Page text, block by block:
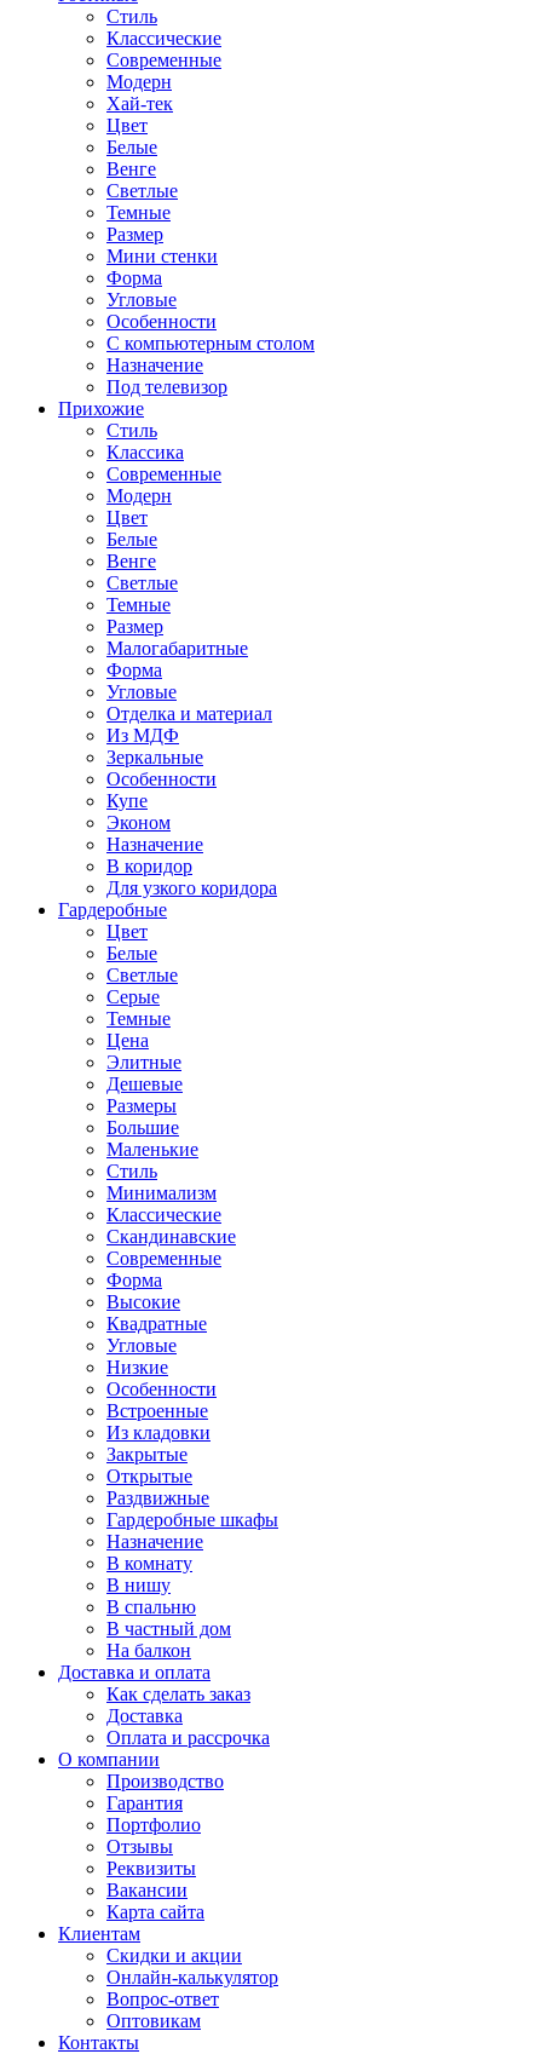
Стиль
Классические
Современные
Модерн
Хай-тек
Цвет
Белые
Венге
Светлые
Темные
Размер
Мини стенки
Форма
Угловые
Особенности
С компьютерным столом
Назначение
Под телевизор
Прихожие
Стиль
Классика
Современные
Модерн
Цвет
Белые
Венге
Светлые
Темные
Размер
Малогабаритные
Форма
Угловые
Отделка и материал
Из МДФ
Зеркальные
Особенности
Купе
Эконом
Назначение
В коридор
Для узкого коридора
Гардеробные
Цвет
Белые
Светлые
Серые
Темные
Цена
Элитные
Дешевые
Размеры
Большие
Маленькие
Стиль
Минимализм
Классические
Скандинавские
Современные
Форма
Высокие
Квадратные
Угловые
Низкие
Особенности
Встроенные
Из кладовки
Закрытые
Открытые
Раздвижные
Гардеробные шкафы
Назначение
В комнату
В нишу
В спальню
В частный дом
На балкон
Доставка и оплата
Как сделать заказ
Доставка
Оплата и рассрочка
О компании
Производство
Гарантия
Портфолио
Отзывы
Реквизиты
Вакансии
Карта сайта
Клиентам
Скидки и акции
Онлайн-калькулятор
Вопрос-ответ
Оптовикам
Контакты